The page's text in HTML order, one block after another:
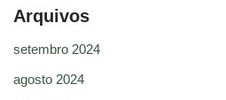
Arquivos
setembro 2024
agosto 2024